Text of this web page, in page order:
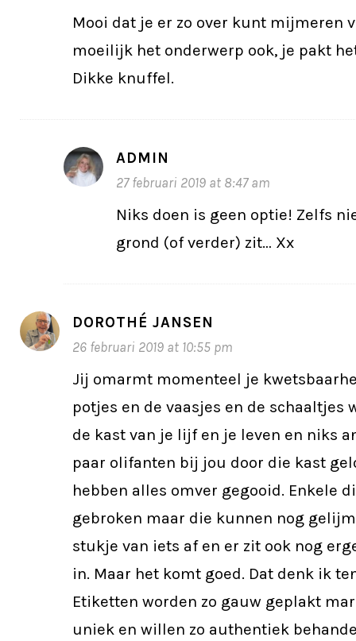
Mooi dat je er zo over kunt mijmeren
moeilijk het onderwerp ook, je pakt
Dikke knuffel.
ADMIN
27 februari 2019 at 8:47 am
Niks doen is geen optie! Zelfs
grond (of verder) zit… Xx
DOROTHÉ JANSEN
26 februari 2019 at 10:55 pm
Jij omarmt momenteel je
potjes en de vaasjes en de schaaltjes
de kast van je lijf en je leven en niks
paar olifanten bij jou door die kast
hebben alles omver gegooid. Enkele
gebroken maar die kunnen nog
stukje van iets af en er zit ook nog
in. Maar het komt goed. Dat denk ik
Etiketten worden zo gauw geplakt
uniek en willen zo authentiek